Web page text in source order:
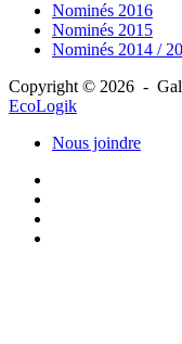
Nominés 2016
Nominés 2015
Nominés 2014 /
Copyright © 2026 -
EcoLogik
Nous joindre